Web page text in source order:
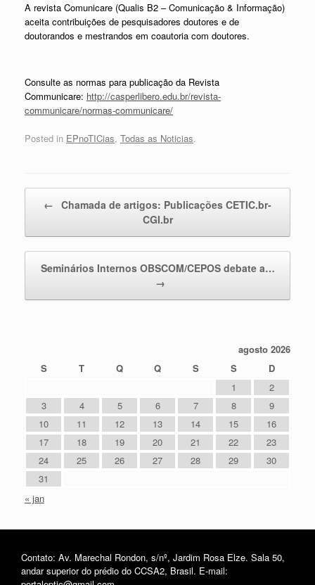
A revista Comunicare (Qualis B2 – Comunicação & Informação)
aceita contribuições de pesquisadores doutores e de
doutorandos e mestrandos em coautoria com doutores.
Consulte as normas para publicação da Revista
Communicare: http://casperlibero.edu.br/revista-
communicare/normas-communicare/
Posted in EPnoTICias, Todas as Noticias.
← Chamada de artigos: Publicações CETIC.br-
CGI.br
Seminários Internos OBSCOM/CEPOS debate a…
→
agosto 2026
S
T Q Q S S
D
1
2
3
4 5 6 7 8
9
10
11 12 13 14 15
16
17
18 19 20 21 22
23
24
25 26 27 28 29
30
31
« jan
Contato: Av. Marechal Rondon, s/nº, Jardim Rosa Elze. Sala 50,
andar superior do prédio do CCSA2, Brasil. E-mail: